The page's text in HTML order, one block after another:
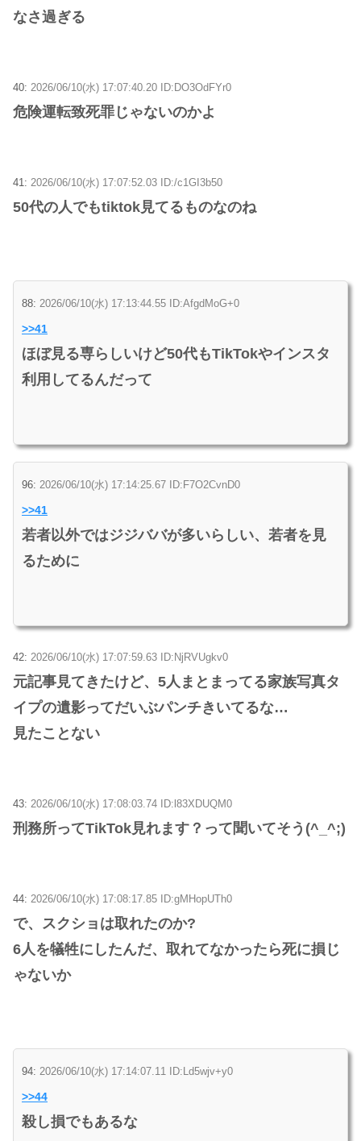
なさ過ぎる
40: 2026/06/10(水) 17:07:40.20 ID:DO3OdFYr0
危険運転致死罪じゃないのかよ
41: 2026/06/10(水) 17:07:52.03 ID:/c1GI3b50
50代の人でもtiktok見てるものなのね
88: 2026/06/10(水) 17:13:44.55 ID:AfgdMoG+0
>>41
ほぼ見る専らしいけど50代もTikTokやインスタ
利用してるんだって
96: 2026/06/10(水) 17:14:25.67 ID:F7O2CvnD0
>>41
若者以外ではジジババが多いらしい、若者を見
るために
42: 2026/06/10(水) 17:07:59.63 ID:NjRVUgkv0
元記事見てきたけど、5人まとまってる家族写真タ
イプの遺影ってだいぶパンチきいてるな…
見たことない
43: 2026/06/10(水) 17:08:03.74 ID:l83XDUQM0
刑務所ってTikTok見れます？って聞いてそう(^_^;)
44: 2026/06/10(水) 17:08:17.85 ID:gMHopUTh0
で、スクショは取れたのか?
6人を犠牲にしたんだ、取れてなかったら死に損じ
ゃないか
94: 2026/06/10(水) 17:14:07.11 ID:Ld5wjv+y0
>>44
殺し損でもあるな